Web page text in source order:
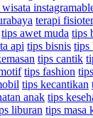
terapi
tips awet muda tips
api tips bisnis tips
tips cantik
tips fashion
tips kecantikan
anak tips
liburan tips masa